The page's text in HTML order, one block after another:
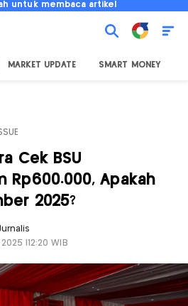
untuk membaca artikel
MARKET UPDATE SMART MONEY
Cek BSU
Rp600.000, Apakah
2025?
|12:20 WIB